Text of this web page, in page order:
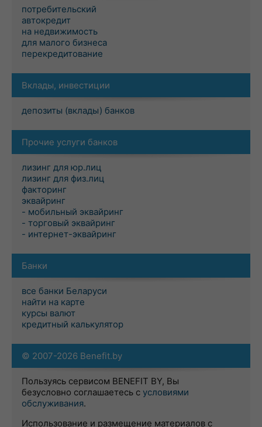
потребительский
автокредит
на недвижимость
для малого бизнеса
перекредитование
Вклады, инвестиции
депозиты (вклады) банков
Прочие услуги банков
лизинг для юр.лиц
лизинг для физ.лиц
факторинг
эквайринг
- мобильный эквайринг
- торговый эквайринг
- интернет-эквайринг
Банки
все банки Беларуси
найти на карте
курсы валют
кредитный калькулятор
© 2007-2026 Benefit.by
Пользуясь сервисом BENEFIT BY, Вы
безусловно соглашаетесь с условиями
обслуживания.
Использование и размещение материалов с